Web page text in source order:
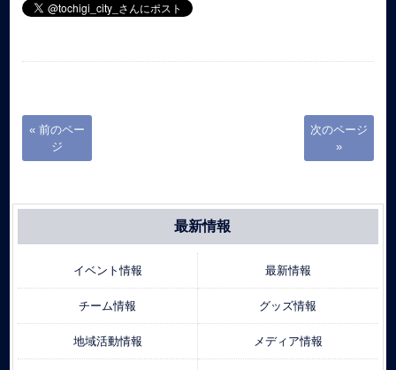
« 前のペー
ジ
次のページ
»
最新情報
イベント情報 最新情報
チーム情報 グッズ情報
地域活動情報 メディア情報